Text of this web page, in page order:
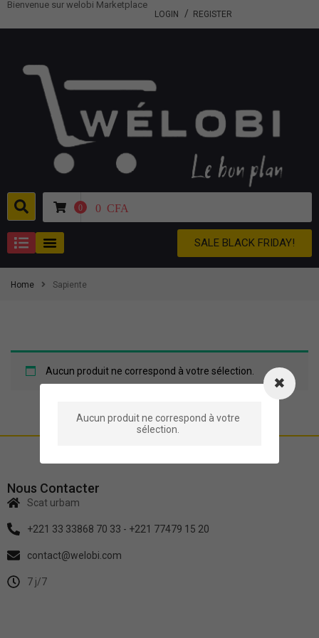
Bienvenue sur welobi Marketplace
LOGIN REGISTER
0 0 CFA
SALE BLACK FRIDAY!
Home Sapiente
Aucun produit ne correspond à votre sélection.
Nous Contacter
Scat urbam
+221 33 33868 70 33 - +221 77479 15 20
contact@welobi.com
7 j/7
Aucun produit ne correspond à votre
sélection.